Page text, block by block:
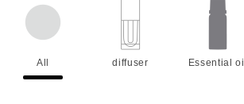
All diffuser Essential oil